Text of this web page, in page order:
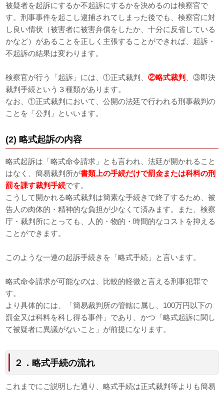
被疑者を起訴にするか不起訴にするかを決めるのは検察官で
す。刑事事件を起こし逮捕されてしまった後でも、検察官に対
し良い情状（被害者に被害弁償をしたか、十分に反省している
かなど）があることを正しく主張することができれば、起訴・
不起訴の結果は変わります。
検察官が行う「起訴」には、①正式裁判、②略式裁判
、③即決
裁判手続という３種類があります。
なお、①正式裁判において、公開の法廷で行われる刑事裁判の
ことを「公判」といいます。
(2) 略式起訴の内容
略式起訴は「略式命令請求」とも言われ、法廷が開かれること
はなく、簡易裁判所が書類上の手続だけで罰金または科料の刑
罰を課す裁判手続です。
こうして開かれる略式裁判は簡素な手続きで終了するため、被
告人の肉体的・精神的な負担が少なくて済みます。また、検察
庁・裁判所にとっても、人的・物的・時間的なコストを抑える
ことができます。
このような一連の起訴手続きを「略式手続」と言います。
略式命令請求が可能なのは、比較的軽微と言える刑事犯罪で
す。
より具体的には、「簡易裁判所の管轄に属し、100万円以下の
罰金又は科料を科し得る事件」であり、かつ「略式起訴に関し
て被疑者に異議がないこと」が前提になります。
２．略式手続の流れ
これまでにご説明した通り、略式手続は正式裁判等よりも簡易